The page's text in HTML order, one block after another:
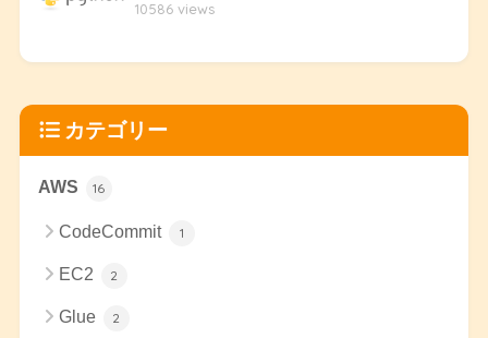
10586 views
カテゴリー
AWS 16
CodeCommit 1
EC2 2
Glue 2